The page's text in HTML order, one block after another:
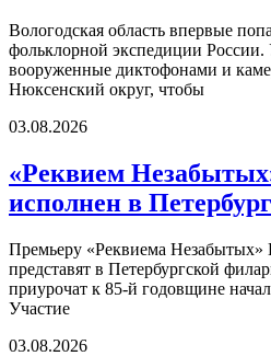
Вологодская область впервые
фольклорной экспедиции
вооруженные диктофонами и
Нюксенский округ, чтобы
03.08.2026
«Реквием
исполнен в
Премьеру «Реквиема Незабытых»
представят в Петербургской
приурочат к 85-й годовщине
Участие
03.08.2026